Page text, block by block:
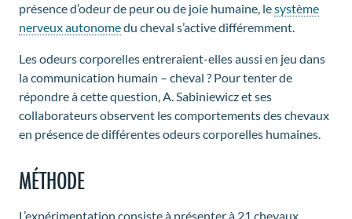
présence d’odeur de peur ou de joie humaine, lesystème
nerveux autonomedu cheval s’active différemment.
Les odeurs corporelles entreraient-elles aussi en jeu dans
la communication humain – cheval ? Pour tenter de
répondre à cette question, A. Sabiniewicz et ses
collaborateurs observent les comportements des chevaux
en présence de différentes odeurs corporelles humaines.
MÉTHODE
L’expérimentation consiste à présenter à 21 chevaux